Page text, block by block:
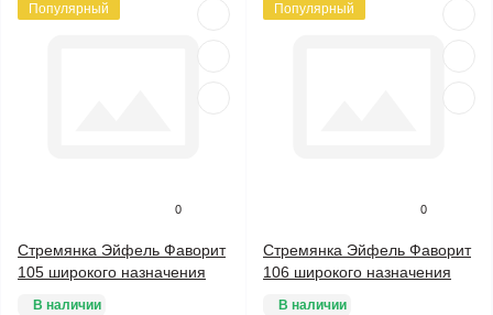
Популярный
0
Стремянка Эйфель Фаворит
105 широкого назначения
В наличии
Популярный
0
Стремянка Эйфель Фаворит
106 широкого назначения
В наличии